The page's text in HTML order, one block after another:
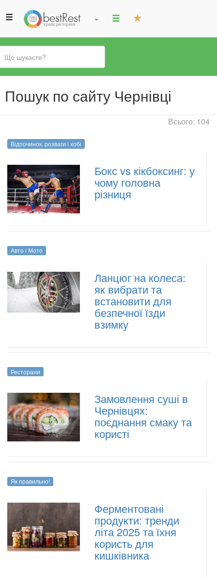
Ви
єПошук по сайту Чернівці
Всього: 104
Відпочинок, розваги і хобі
Бокс vs кікбоксинг: у
чому головна
різниця
Авто і Мото
Ланцюг на колеса:
як вибрати та
встановити для
безпечної їзди
взимку
Ресторани
Замовлення суші в
Чернівцях:
поєднання смаку та
користі
Як правильно!
Ферментовані
продукти: тренди
літа 2025 та їхня
користь для
кишківника